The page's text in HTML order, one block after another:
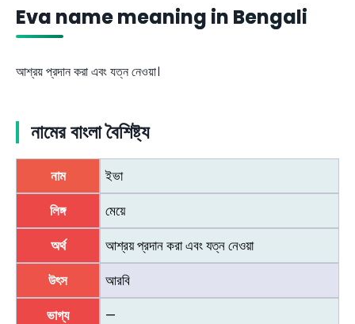
Eva name meaning in Bengali
আশ্রয় প্রদান করা এবং যত্ন নেওয়া।
নামের বাংলা বৈশিষ্ট্য
নাম ইভা
লিঙ্গ মেয়ে
অর্থ আশ্রয় প্রদান করা এবং যত্ন নেওয়া
উৎস আরবি
ভাগ্য —